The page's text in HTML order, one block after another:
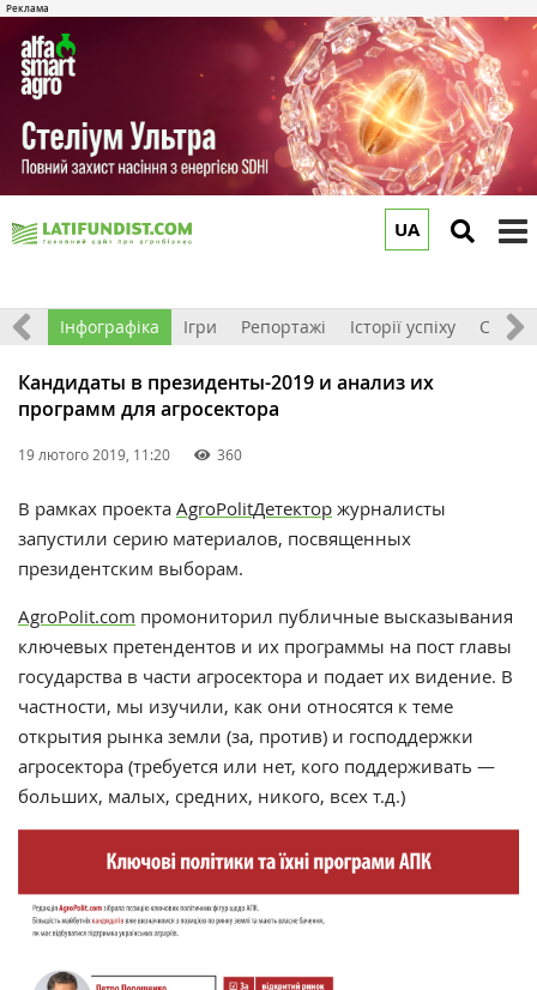
UA
Інфографіка Ігри Репортажі Історії успіху Стиль
Кандидаты в президенты-2019 и анализ их
программ для агросектора
19 лютого 2019, 11:20 360
В рамках проекта AgroPolitДетектор журналисты
запустили серию материалов, посвященных
президентским выборам.
AgroPolit.com промониторил публичные высказывания
ключевых претендентов и их программы на пост главы
государства в части агросектора и подает их видение. В
частности, мы изучили, как они относятся к теме
открытия рынка земли (за, против) и господдержки
агросектора (требуется или нет, кого поддерживать —
больших, малых, средних, никого, всех т.д.)